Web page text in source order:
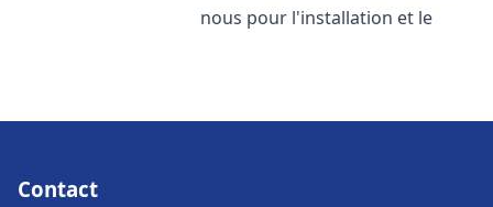
nous pour l'installation et le
Contact